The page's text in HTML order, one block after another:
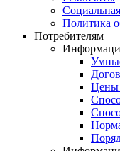
Политика
Потребителям
Цены